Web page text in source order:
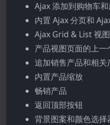
Ajax 添加到购物车
内置 Ajax 分页和
Ajax Grid & List 视
产品视图页面的上
追加销售产品和相关
内置产品缩放
畅销产品
返回顶部按钮
背景图案和颜色选择